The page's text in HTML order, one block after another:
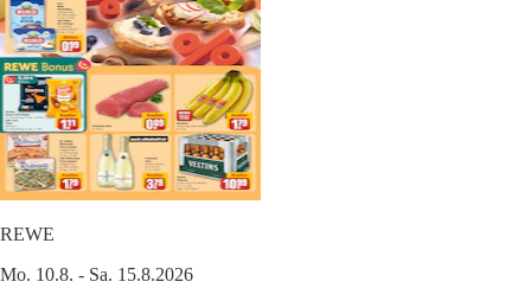
REWE
Mo. 10.8. - Sa. 15.8.2026